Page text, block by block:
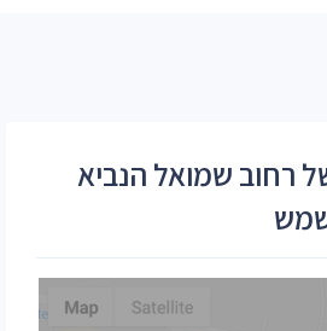
רחוב שמואל הנביא